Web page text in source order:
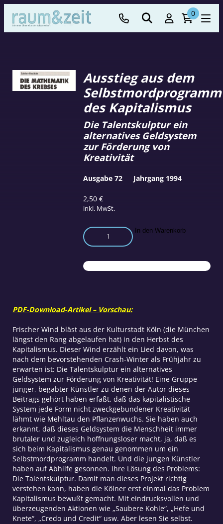
0
Ausstieg aus dem
Selbstmordprogramm
des Kapitalismus
2,50€
inkl. MwSt.
Die Talentskulptur ein
alternatives Geldsystem
zur Förderung von
Kreativität
Ausstieg
aus
Selbstmordprogramm
des
In den Warenkorb
Ausgabe 72 Jahrgang 1994
PDF-Download-Artikel – Vorschau:
Frischer Wind bläst aus der Kulturstadt Köln (die München
längst den Rang abgelaufen hat) in den Herbst des
Kapitalismus. Dieser Wind erzählt ein Lied davon, was
nach dem bevorstehenden Crash-Winter als Frühjahr zu
erwarten ist: Die Talentskulptur ein alternatives
Geldsystem zur Förderung von Kreativität! Eine Gruppe
junger, begabter Künstler zu denen der Autor dieses
Beitrags gehört haben erfaßt, daß das kapitalistische
System jede Form nicht zweckgebundener Kreativität
lähmt wie Mehltau den Pflanzenwuchs. Sie haben auch
erkannt, daß dieses Geldsystem die Menschheit immer
brutaler und zugleich hoffnungsloser macht, ja, daß es
sich beim Kapitalismus genau genommen um ein
Selbstmordprogramm handelt. Und die jungen Künstler
haben auf Abhilfe gesonnen. Ihre Lösung des Problems:
Die Talentskulptur. Damit man dieses Projekt richtig
verstehen kann, haben die Kölner erst einmal das Problem
Kapitalismus bewußt gemacht. Mit eindrucksvollen und
überzeugenden Aktionen wie „Saubere Kohle“, „Hefe und
Knete“, „Credo und Credit“ usw. Aber lesen Sie selbst.